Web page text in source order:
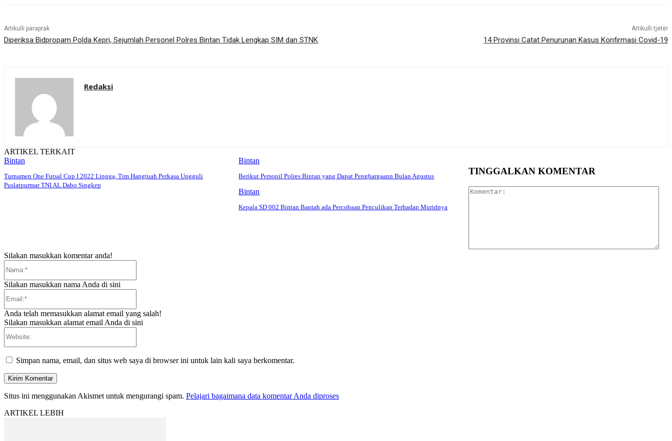
Artikulli paraprak
Diperiksa Bidpropam Polda Kepri, Sejumlah Personel Polres Bintan Tidak Lengkap SIM dan STNK
Artikulli tjetër
14 Provinsi Catat Penurunan Kasus Konfirmasi Covid-19
Redaksi
ARTIKEL TERKAIT
Bintan
Turnamen One Futsal Cup I 2022 Lingga, Tim Hangtuah Perkasa Ungguli
Puslatpurmar TNI AL Dabo Singkep
Bintan
Berikut Personil Polres Bintan yang Dapat Penghargaann Bulan Agustus
Bintan
Kepala SD 002 Bintan Bantah ada Percobaan Penculikan Terhadap Muridnya
TINGGALKAN KOMENTAR
Silakan masukkan komentar anda!
Silakan masukkan nama Anda di sini
Anda telah memasukkan alamat email yang salah!
Silakan masukkan alamat email Anda di sini
Simpan nama, email, dan situs web saya di browser ini untuk lain kali saya berkomentar.
Situs ini menggunakan Akismet untuk mengurangi spam. Pelajari bagaimana data komentar Anda diproses
ARTIKEL LEBIH